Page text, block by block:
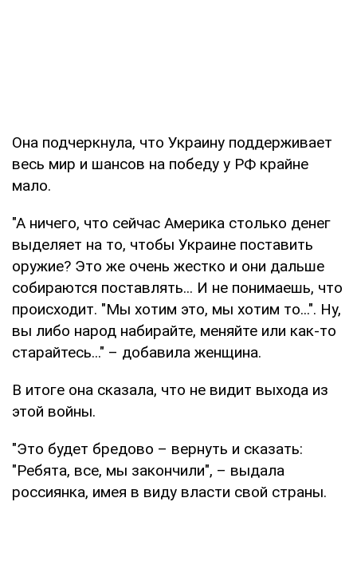
Она подчеркнула, что Украину поддерживает
весь мир и шансов на победу у РФ крайне
мало.
"А ничего, что сейчас Америка столько денег
выделяет на то, чтобы Украине поставить
оружие? Это же очень жестко и они дальше
собираются поставлять... И не понимаешь, что
происходит. "Мы хотим это, мы хотим то...". Ну,
вы либо народ набирайте, меняйте или как-то
старайтесь..." – добавила женщина.
В итоге она сказала, что не видит выхода из
этой войны.
"Это будет бредово – вернуть и сказать:
"Ребята, все, мы закончили", – выдала
россиянка, имея в виду власти свой страны.